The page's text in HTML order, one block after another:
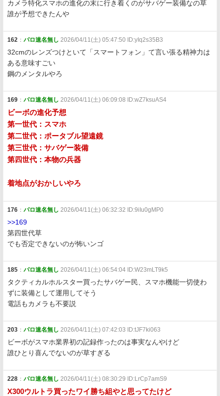
カメラ特化スマホの進化の末に行き着くのがサバゲー装備なの草
誰が予想できたんや
162 ： パロ速名無し 2026/04/11(土) 05:47:50 ID:yIq2s35B3
32cmのレンズつけといて「スマートフォン」て言い張る精神力は
ある意味すごい
鋼のメンタルやろ
169 ： パロ速名無し 2026/04/11(土) 06:09:08 ID:wZ7ksuAS4
ビーボの進化予想
第一世代：スマホ
第二世代：ポータブル望遠鏡
第三世代：サバゲー装備
第四世代：本物の兵器
着地点がおかしいやろ
176 ： パロ速名無し 2026/04/11(土) 06:32:32 ID:9iIu0gMP0
>>169
第四世代草
でも否定できないのが怖いンゴ
185 ： パロ速名無し 2026/04/11(土) 06:54:04 ID:W23mLT9k5
タクティカルホルスター買ったサバゲー民、スマホ機能一切使わ
ずに装備として運用してそう
電話もカメラも不要説
203 ： パロ速名無し 2026/04/11(土) 07:42:03 ID:tJF7ki063
ビーボがスマホ業界初の記録作ったのは事実なんやけど
誰ひとり喜んでないのが草すぎる
228 ： パロ速名無し 2026/04/11(土) 08:30:29 ID:LrCp7amS9
X300ウルトラ買ったワイ勝ち組やと思ってたけど